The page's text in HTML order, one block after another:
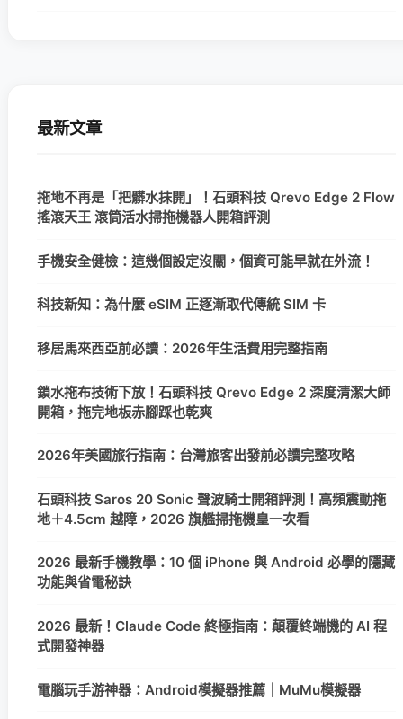
最新文章
拖地不再是「把髒水抹開」！石頭科技 Qrevo Edge 2 Flow
搖滾天王 滾筒活水掃拖機器人開箱評測
手機安全健檢：這幾個設定沒關，個資可能早就在外流！
科技新知：為什麼 eSIM 正逐漸取代傳統 SIM 卡
移居馬來西亞前必讀：2026年生活費用完整指南
鎖水拖布技術下放！石頭科技 Qrevo Edge 2 深度清潔大師
開箱，拖完地板赤腳踩也乾爽
2026年美國旅行指南：台灣旅客出發前必讀完整攻略
石頭科技 Saros 20 Sonic 聲波騎士開箱評測！高頻震動拖
地＋4.5cm 越障，2026 旗艦掃拖機皇一次看
2026 最新手機教學：10 個 iPhone 與 Android 必學的隱藏
功能與省電秘訣
2026 最新！Claude Code 終極指南：顛覆終端機的 AI 程
式開發神器
電腦玩手游神器：Android模擬器推薦｜MuMu模擬器